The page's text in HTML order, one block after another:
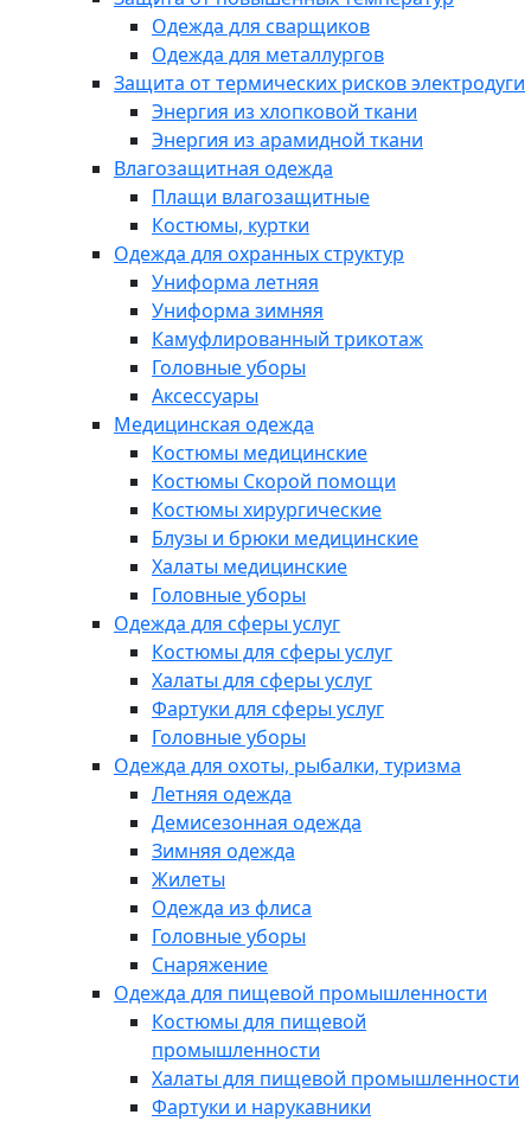
Одежда для сварщиков
Одежда для металлургов
Защита от термических рисков электродуги
Энергия из хлопковой ткани
Энергия из арамидной ткани
Влагозащитная одежда
Плащи влагозащитные
Костюмы, куртки
Одежда для охранных структур
Униформа летняя
Униформа зимняя
Камуфлированный трикотаж
Головные уборы
Аксессуары
Медицинская одежда
Костюмы медицинские
Костюмы Скорой помощи
Костюмы хирургические
Блузы и брюки медицинские
Халаты медицинские
Головные уборы
Одежда для сферы услуг
Костюмы для сферы услуг
Халаты для сферы услуг
Фартуки для сферы услуг
Головные уборы
Одежда для охоты, рыбалки, туризма
Летняя одежда
Демисезонная одежда
Зимняя одежда
Жилеты
Одежда из флиса
Головные уборы
Снаряжение
Одежда для пищевой промышленности
Костюмы для пищевой
промышленности
Халаты для пищевой промышленности
Фартуки и нарукавники